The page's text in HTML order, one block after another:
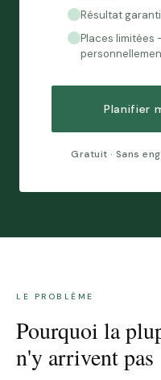
Résultat
Places limitées
Planifier
Gratuit · Sans
LE PROBLÈME
Pourquoi la
n'y arrivent pas